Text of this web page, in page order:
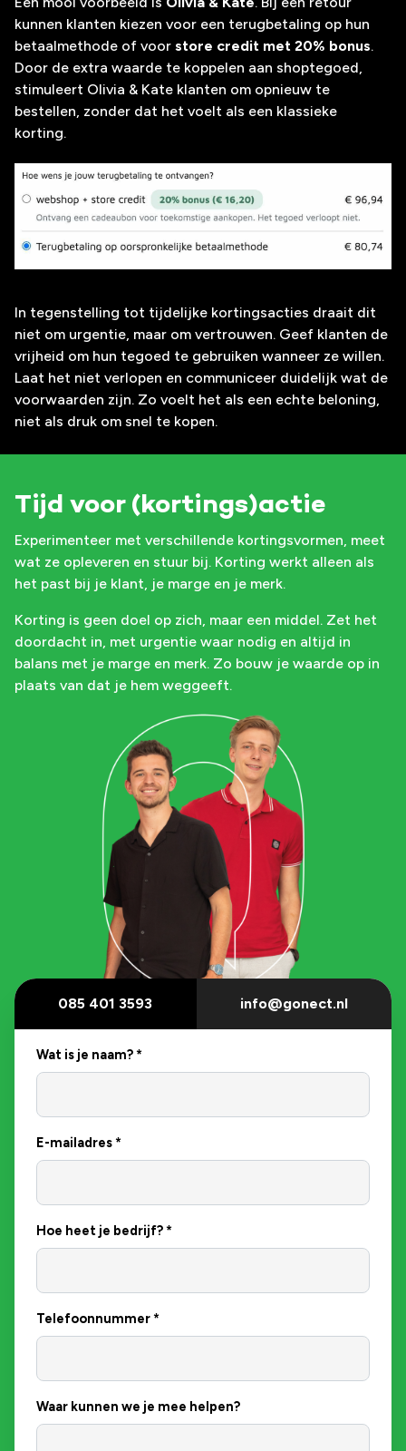
kunnen klanten kiezen voor een terugbetaling op hun
betaalmethode of voor store credit met 20% bonus.
Door de extra waarde te koppelen aan shoptegoed,
stimuleert Olivia & Kate klanten om opnieuw te
bestellen, zonder dat het voelt als een klassieke
korting.
In tegenstelling tot tijdelijke kortingsacties draait dit
niet om urgentie, maar om vertrouwen. Geef klanten de
vrijheid om hun tegoed te gebruiken wanneer ze willen.
Laat het niet verlopen en communiceer duidelijk wat de
voorwaarden zijn. Zo voelt het als een echte beloning,
niet als druk om snel te kopen.
Tijd voor (kortings)actie
Experimenteer met verschillende kortingsvormen, meet
wat ze opleveren en stuur bij. Korting werkt alleen als
het past bij je klant, je marge en je merk.
Korting is geen doel op zich, maar een middel. Zet het
doordacht in, met urgentie waar nodig en altijd in
balans met je marge en merk. Zo bouw je waarde op in
plaats van dat je hem weggeeft.
085 401 3593 info@gonect.nl
Wat is je naam?*
E-mailadres*
Hoe heet je bedrijf?*
Telefoonnummer*
Waar kunnen we je mee helpen?